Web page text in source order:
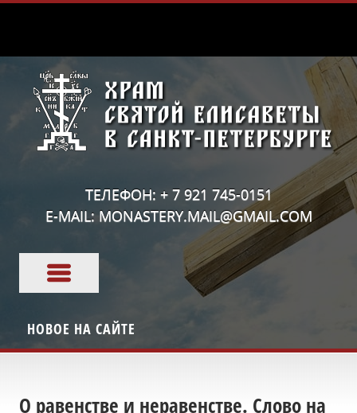
ТЕЛЕФОН: + 7 921 745-0151
E-MAIL: MONASTERY.MAIL@GMAIL.COM
НОВОЕ НА САЙТЕ
О равенстве и неравенстве. Слово на